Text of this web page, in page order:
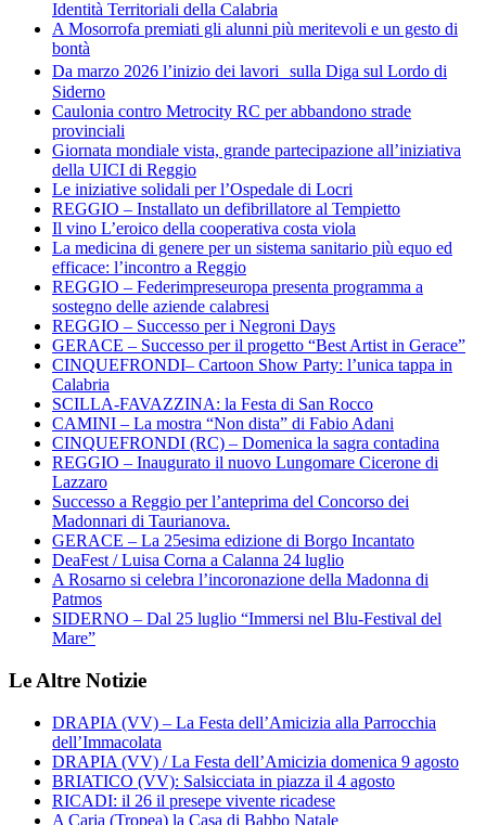
Identità Territoriali della Calabria
A Mosorrofa premiati gli alunni più meritevoli e un gesto di
bontà
Da marzo 2026 l’inizio dei lavori sulla Diga sul Lordo di
Siderno
Caulonia contro Metrocity RC per abbandono strade
provinciali
Giornata mondiale vista, grande partecipazione all’iniziativa
della UICI di Reggio
Le iniziative solidali per l’Ospedale di Locri
REGGIO – Installato un defibrillatore al Tempietto
Il vino L’eroico della cooperativa costa viola
La medicina di genere per un sistema sanitario più equo ed
efficace: l’incontro a Reggio
REGGIO – Federimpreseuropa presenta programma a
sostegno delle aziende calabresi
REGGIO – Successo per i Negroni Days
GERACE – Successo per il progetto “Best Artist in Gerace”
CINQUEFRONDI– Cartoon Show Party: l’unica tappa in
Calabria
SCILLA-FAVAZZINA: la Festa di San Rocco
CAMINI – La mostra “Non dista” di Fabio Adani
CINQUEFRONDI (RC) – Domenica la sagra contadina
REGGIO – Inaugurato il nuovo Lungomare Cicerone di
Lazzaro
Successo a Reggio per l’anteprima del Concorso dei
Madonnari di Taurianova.
GERACE – La 25esima edizione di Borgo Incantato
DeaFest / Luisa Corna a Calanna 24 luglio
A Rosarno si celebra l’incoronazione della Madonna di
Patmos
SIDERNO – Dal 25 luglio “Immersi nel Blu-Festival del
Mare”
Le Altre Notizie
DRAPIA (VV) – La Festa dell’Amicizia alla Parrocchia
dell’Immacolata
DRAPIA (VV) / La Festa dell’Amicizia domenica 9 agosto
BRIATICO (VV): Salsicciata in piazza il 4 agosto
RICADI: il 26 il presepe vivente ricadese
A Caria (Tropea) la Casa di Babbo Natale